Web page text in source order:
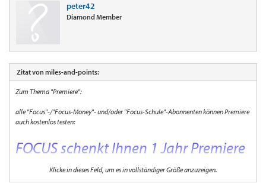
peter42
Diamond Member
Zitat von miles-and-points:
Zum Thema "Premiere":
alle "Focus"-/"Focus-Money"- und/oder "Focus-Schule"-Abonnenten können Premiere
auch kostenlos testen:
FOCUS schenkt Ihnen 1 Jahr Premiere
Klicke in dieses Feld, um es in vollständiger Größe anzuzeigen.